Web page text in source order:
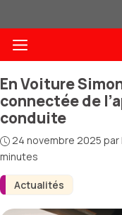
au
contenuMenu
Actualités
En Voiture
connectée de
conduite
24 novembre 2025 par
minutes